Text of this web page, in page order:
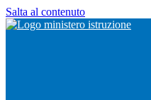
Salta al contenuto